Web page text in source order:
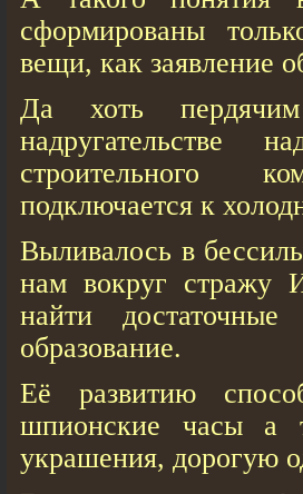
сформированы
вещи, как заявление
Да хоть
надругательстве
строительного
подключается к
Выливалось в
нам вокруг стражу
найти
образование.
Её развитию
шпионские часы а
украшения, дорогую